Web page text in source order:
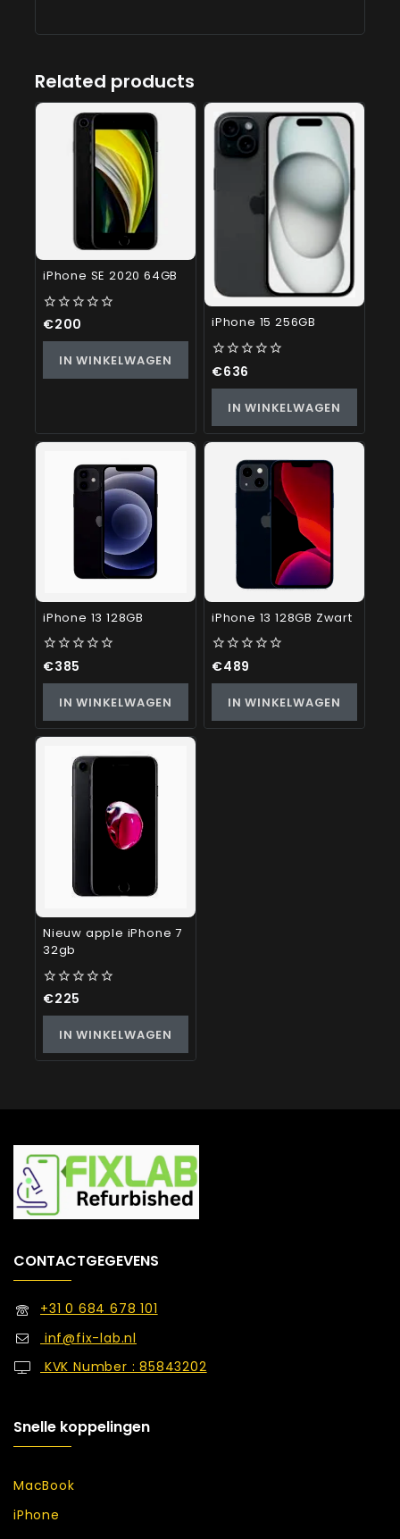
Related products
iPhone SE 2020 64GB
0
€200
IN WINKELWAGEN
iPhone 15 256GB
0
€636
IN WINKELWAGEN
iPhone 13 128GB
0
€385
IN WINKELWAGEN
iPhone 13 128GB Zwart
0
€489
IN WINKELWAGEN
Nieuw apple iPhone 7
32gb
0
€225
IN WINKELWAGEN
CONTACTGEGEVENS
+31 0 684 678 101
inf@fix-lab.nl
KVK Number : 85843202
Snelle koppelingen
MacBook
iPhone